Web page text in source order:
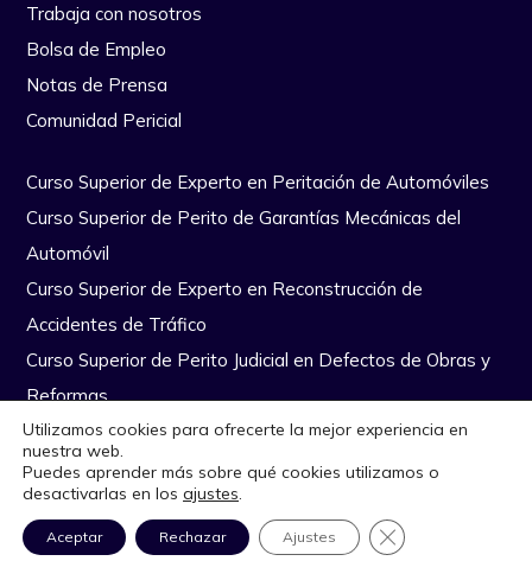
Trabaja con nosotros
Bolsa de Empleo
Notas de Prensa
Comunidad Pericial
Curso Superior de Experto en Peritación de Automóviles
Curso Superior de Perito de Garantías Mecánicas del
Automóvil
Curso Superior de Experto en Reconstrucción de
Accidentes de Tráfico
Curso Superior de Perito Judicial en Defectos de Obras y
Reformas
Copyright Escuela Nacional de Peritos © Todos los derechos
reservados|Diseño Web por Quiero Online
Aviso Legal
Utilizamos cookies para ofrecerte la mejor experiencia en
nuestra web.
Puedes aprender más sobre qué cookies utilizamos o
desactivarlas en los ajustes.
Aceptar Rechazar Ajustes CERRAR EL